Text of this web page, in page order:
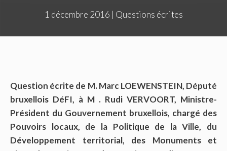
1 décembre 2016 | Questions écrites
Question écrite de M. Marc LOEWENSTEIN, Député
bruxellois DéFI, à M . Rudi VERVOORT, Ministre-
Président du Gouvernement bruxellois, chargé des
Pouvoirs locaux, de la Politique de la Ville, du
Développement territorial, des Monuments et